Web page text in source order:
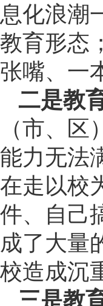
息化浪潮
教育形态
张嘴、一
二是教
（市、
能力无法
在走以校
件、自己
成了大量
校造成沉
三是教